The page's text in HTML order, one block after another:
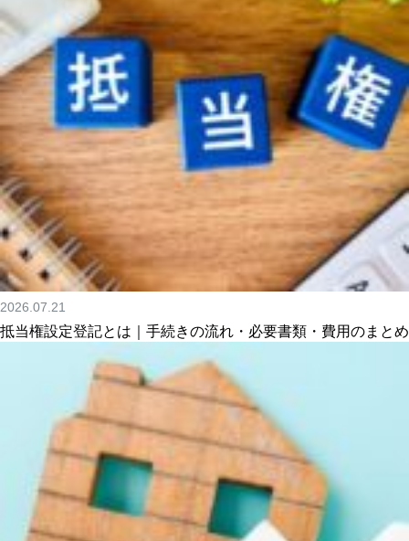
2026.07.21
抵当権設定登記とは｜手続きの流れ・必要書類・費用のまとめ